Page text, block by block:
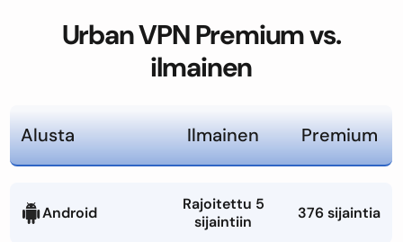
Urban VPN Premium vs.
ilmainen
Alusta Ilmainen Premium
Android
Rajoitettu 5
sijaintiin
376 sijaintia